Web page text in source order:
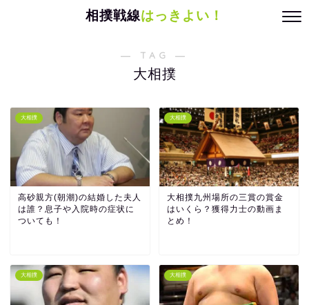
相撲戦線はっきよい！
― TAG ―
大相撲
大相撲
高砂親方(朝潮)の結婚した夫人
は誰？息子や入院時の症状に
ついても！
大相撲
大相撲九州場所の三賞の賞金
はいくら？獲得力士の動画ま
とめ！
大相撲 大相撲